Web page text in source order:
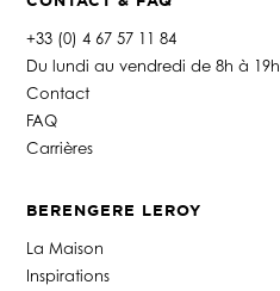
+33 (0) 4 67 57 11 84
Du lundi au vendredi de 8h à 19h
Contact
FAQ
Carrières
BERENGERE LEROY
La Maison
Inspirations